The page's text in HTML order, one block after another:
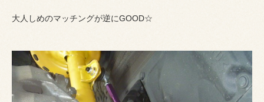
大人しめのマッチングが逆にGOOD☆